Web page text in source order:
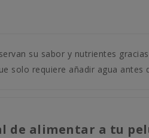
su sabor y nutrientes
solo requiere añadir agua antes
de alimentar a tu